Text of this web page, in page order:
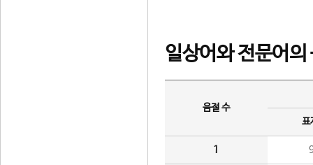
일상어와 전문어의
음절 수
표
1